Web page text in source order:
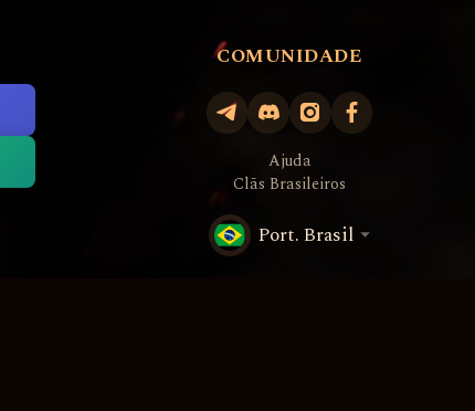
COMUNIDADE
Ajuda
Clãs Brasileiros
Port. Brasil